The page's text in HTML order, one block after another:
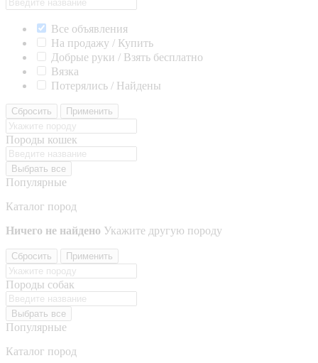
Все объявления
На продажу / Купить
Добрые руки / Взять бесплатно
Вязка
Потерялись / Найдены
Сбросить Применить
Породы кошек
Выбрать все
Популярные
Каталог пород
Ничего не найдено Укажите другую породу
Сбросить Применить
Породы собак
Выбрать все
Популярные
Каталог пород